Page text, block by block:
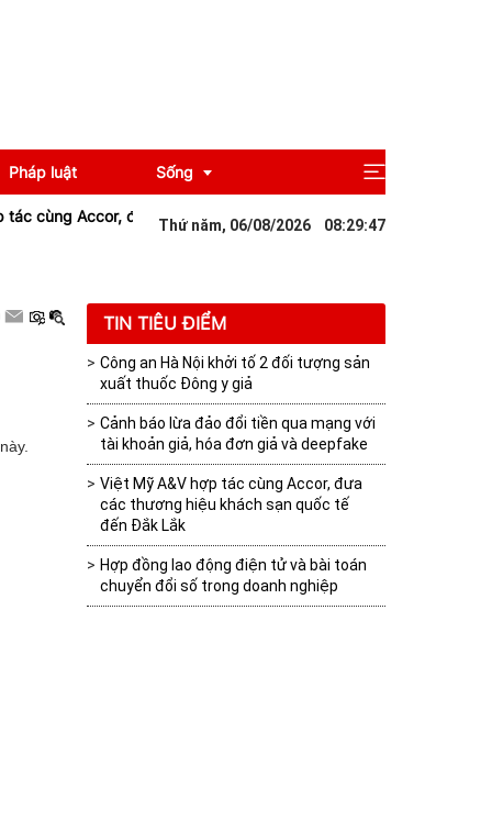
Pháp luật Sống
Du lịch
Accor, đưa các thương hiệu khách sạn quốc tế đến Đắk Lắk
Thứ năm, 06/08/2026 08:29:48
TIN TIÊU ĐIỂM
Công an Hà Nội khởi tố 2 đối tượng sản
xuất thuốc Đông y giả
Cảnh báo lừa đảo đổi tiền qua mạng với
tài khoản giả, hóa đơn giả và deepfake
Việt Mỹ A&V hợp tác cùng Accor, đưa
các thương hiệu khách sạn quốc tế
đến Đắk Lắk
Hợp đồng lao động điện tử và bài toán
chuyển đổi số trong doanh nghiệp